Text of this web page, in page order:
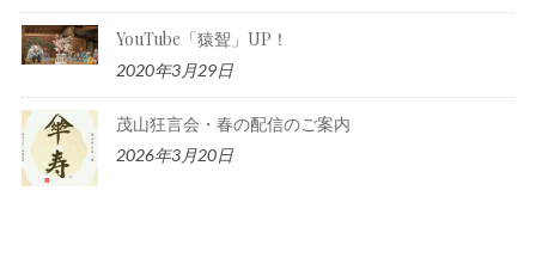
YouTube「猿聟」UP！
2020年3月29日
茂山狂言会・春の配信のご案内
2026年3月20日